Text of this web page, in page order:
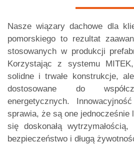
Nasze wiązary dachowe dla
pomorskiego to rezultat
stosowanych w produkcji
Korzystając z systemu
solidne i trwałe konstrukcje,
dostosowane do
energetycznych.
sprawia, że są one
się doskonałą
bezpieczeństwo i długą